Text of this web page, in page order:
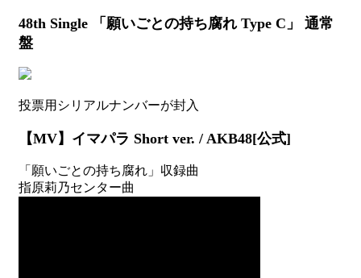
月
以
降)
48th Single 「願いごとの持ち腐れ Type C」 通常
盤
投票用シリアルナンバーが封入
【MV】イマパラ Short ver. / AKB48[公式]
「願いごとの持ち腐れ」収録曲
指原莉乃センター曲